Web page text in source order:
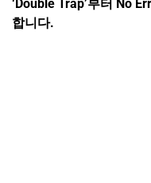
‘Double Trap’부터 No
합니다.